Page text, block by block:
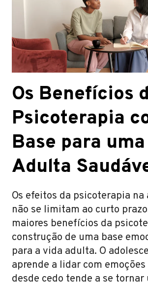
Os Benefícios
Psicoterapia
Base para
Adulta
Os efeitos da psicoterapia na
não se limitam ao curto
maiores benefícios da
construção de uma base
para a vida adulta. O
aprende a lidar com
desde cedo tende a se